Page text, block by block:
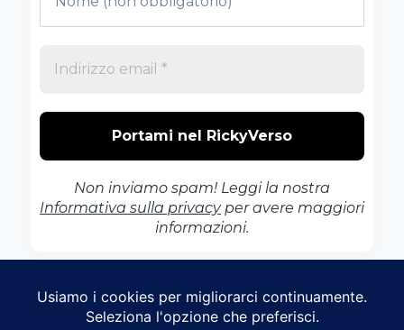
Non inviamo spam! Leggi la nostra
Informativa sulla privacyper avere maggiori
informazioni.